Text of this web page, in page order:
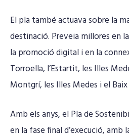
El pla també actuava sobre la
destinació. Preveia millores en
la promoció digital i en la
Torroella, l’Estartit, les Illes
Montgrí, les Illes Medes i el Baix
Amb els anys, el Pla de
en la fase final d’execució, amb